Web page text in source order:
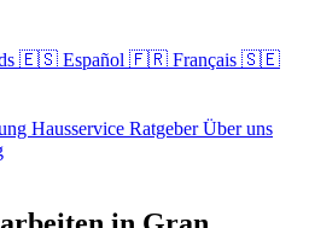
🇪🇸 Español 🇫🇷 Français 🇸🇪
Hausservice RatgeberÜber uns